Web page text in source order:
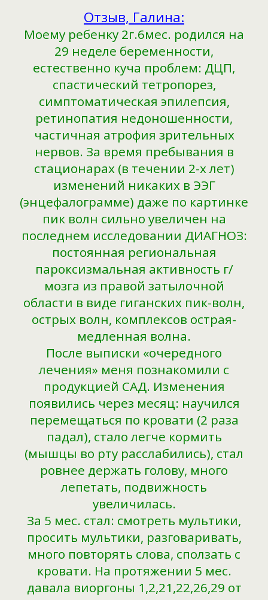
Отзыв, Галина:
Моему ребенку 2г.6мес. родился на
29 неделе беременности,
естественно куча проблем: ДЦП,
спастический тетропорез,
симптоматическая эпилепсия,
ретинопатия недоношенности,
частичная атрофия зрительных
нервов. За время пребывания в
стационарах (в течении 2-х лет)
изменений никаких в ЭЭГ
(энцефалограмме) даже по картинке
пик волн сильно увеличен на
последнем исследовании ДИАГНОЗ:
постоянная региональная
пароксизмальная активность г/
мозга из правой затылочной
области в виде гиганских пик-волн,
острых волн, комплексов острая-
медленная волна.
После выписки «очередного
лечения» меня познакомили с
продукцией САД. Изменения
появились через месяц: научился
перемещаться по кровати (2 раза
падал), стало легче кормить
(мышцы во рту расслабились), стал
ровнее держать голову, много
лепетать, подвижность
увеличилась.
За 5 мес. стал: смотреть мультики,
просить мультики, разговаривать,
много повторять слова, сползать с
кровати. На протяжении 5 мес.
давала виоргоны 1,2,21,22,26,29 от